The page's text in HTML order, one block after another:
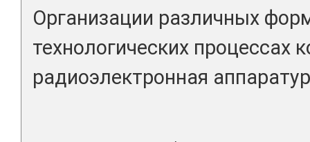
Организации различных
технологических процессах
радиоэлектронная